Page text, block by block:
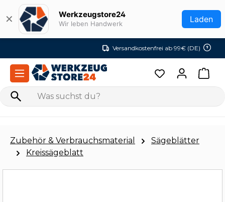
Zum Hauptinhalt springen
✕ Werkzeugstore24
Wir leben Handwerk Laden
Versandkostenfrei ab 99€ (DE)
Zubehör & Verbrauchsmaterial
Sägeblätter
Kreissägeblatt